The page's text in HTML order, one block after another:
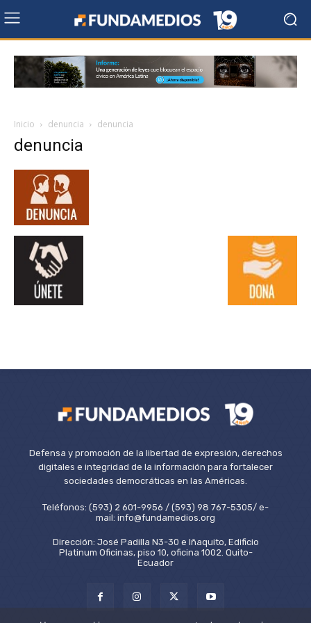
Inicio denuncia denuncia
denuncia
Defensa y promoción de la libertad de expresión, derechos
digitales e integridad de la información para fortalecer
sociedades democráticas en las Américas.
Teléfonos: (593) 2 601-9956 / (593) 98 767-5305/ e-
mail: info@fundamedios.org
Dirección: José Padilla N3-30 e Iñaquito, Edificio
Platinum Oficinas, piso 10, oficina 1002. Quito-
Ecuador